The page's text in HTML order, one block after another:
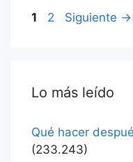
Página
1 Página
2 Siguiente →
Lo más leído
Qué hacer
(233.243)